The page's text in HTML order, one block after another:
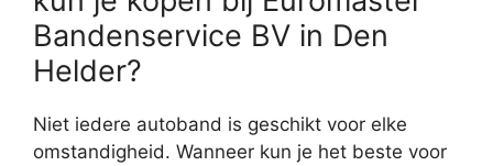
Bandenservice BV in Den
Helder?
Niet iedere autoband is geschikt voor elke
omstandigheid. Wanneer kun je het beste voor